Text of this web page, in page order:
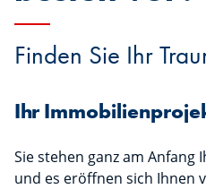
Finden Sie Ihr
Ihr
Sie stehen ganz am
und es eröffnen sich Ihnen